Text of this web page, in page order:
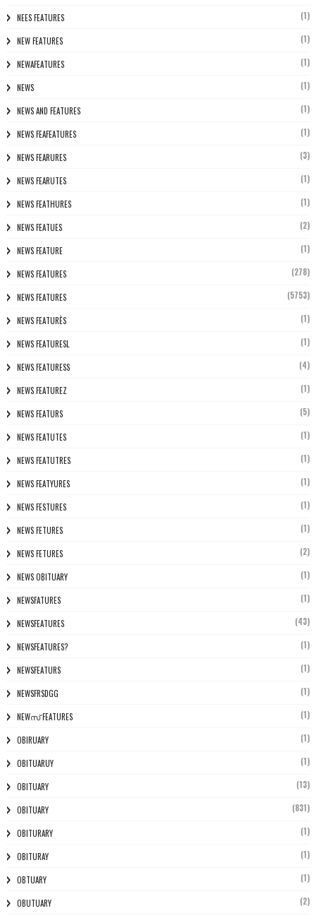
NEES FEATURES (1)
NEW FEATURES (1)
NEWAFEATURES (1)
NEWS (1)
NEWS AND FEATURES (1)
NEWS FEAFEATURES (1)
NEWS FEARURES (3)
NEWS FEARUTES (1)
NEWS FEATHURES (1)
NEWS FEATUES (2)
NEWS FEATURE (1)
NEWS FEATURES (278)
NEWS FEATURES (5753)
NEWS FEATURÈS (1)
NEWS FEATURESL (1)
NEWS FEATURESS (4)
NEWS FEATUREZ (1)
NEWS FEATURS (5)
NEWS FEATUTES (1)
NEWS FEATUTRES (1)
NEWS FEATYURES (1)
NEWS FESTURES (1)
NEWS FETURES (1)
NEWS FETURES (2)
NEWS OBITUARY (1)
NEWSFATURES (1)
NEWSFEATURES (43)
NEWSFEATURES? (1)
NEWSFEATURS (1)
NEWSFRSDGG (1)
NEWസ് FEATURES (1)
OBIRUARY (1)
OBITUARUY (1)
OBITUARY (13)
OBITUARY (831)
OBITURARY (1)
OBITURAY (1)
OBTUARY (1)
OBUTUARY (2)